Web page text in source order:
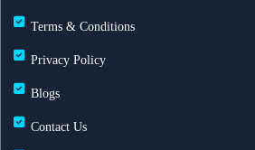
مطارات دبي: تحويل 19 رحلة طيران بسبب الضباب
وانخفاض الرؤية
Terms & Conditions
Privacy Policy
Blogs
Contact Us